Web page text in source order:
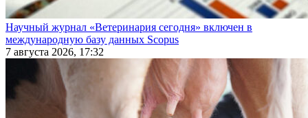
Научный журнал «Ветеринария сегодня» включен в
международную базу данных Scopus
7 августа 2026, 17:32